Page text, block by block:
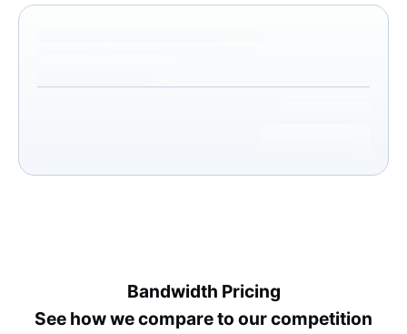
Bandwidth Pricing
See how we compare to our competition